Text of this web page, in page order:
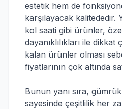
estetik hem de
karşılayacak kalitededir.
kol saati gibi ürünler,
dayanıklılıkları ile
kalan ürünler olması
fiyatlarının çok altında
Bunun yanı sıra, gümrük
sayesinde çeşitlilik her